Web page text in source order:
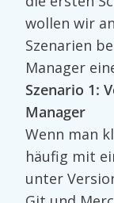
wollen wir
Szenarien
Manager
Szenario 1:
Manager
Wenn man
häufig mit
unter